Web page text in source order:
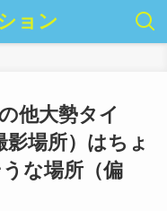
ョン
他大勢タイ
場所）はちょ
な場所（偏